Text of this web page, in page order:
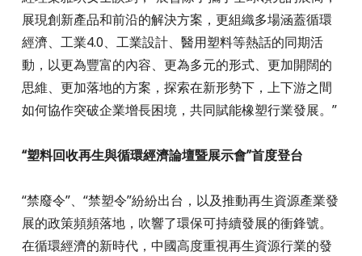
展現創新產品和前沿的解決方案，更組織多場涵蓋循環
經濟、工業4.0、工業設計、醫用塑料等熱話的同期活
動，以更為豐富的內容、更為多元的形式、更加開闊的
思維、更加落地的方案，探索在新形勢下，上下游之間
如何協作突破企業增長困境，共同賦能橡塑行業發展。”
“塑料回收再生與循環經濟論壇暨展示會”首度登台
“禁廢令”、“禁塑令”紛紛出台，以及推動再生資源產業發
展的政策頻頻落地，吹響了環保可持續發展的衝鋒號。
在循環經濟的新時代，中國高度重視再生資源行業的發